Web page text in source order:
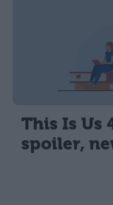
This Is Us
spoiler,